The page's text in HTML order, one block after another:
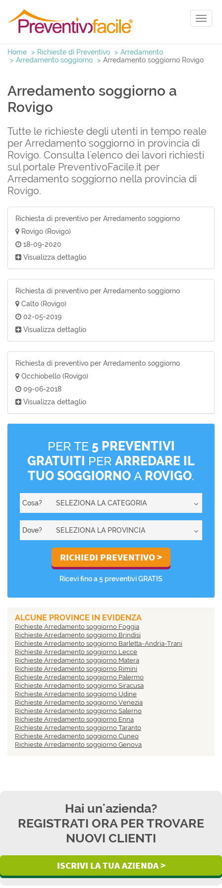
Home Richieste di Preventivo
Arredamento
Arredamento soggiorno
Arredamento soggiorno Rovigo
Arredamento soggiorno a
Rovigo
Tutte le richieste degli utenti in tempo reale
per Arredamento soggiorno in provincia di
Rovigo. Consulta l'elenco dei lavori richiesti
sul portale PreventivoFacile.it per
Arredamento soggiorno nella provincia di
Rovigo.
Richiesta di preventivo per Arredamento soggiorno
Rovigo (Rovigo)
18-09-2020
Visualizza dettaglio
Richiesta di preventivo per Arredamento soggiorno
Calto (Rovigo)
02-05-2019
Visualizza dettaglio
Richiesta di preventivo per Arredamento soggiorno
Occhiobello (Rovigo)
09-06-2018
Visualizza dettaglio
PER TE 5 PREVENTIVI
GRATUITI PER ARREDARE IL
TUO SOGGIORNO A ROVIGO.
Cosa?
Dove?
Ricevi fino a 5 preventivi GRATIS
ALCUNE PROVINCE IN EVIDENZA
Richieste Arredamento soggiorno Foggia
Richieste Arredamento soggiorno Brindisi
Richieste Arredamento soggiorno Barletta-Andria-Trani
Richieste Arredamento soggiorno Lecce
Richieste Arredamento soggiorno Matera
Richieste Arredamento soggiorno Rimini
Richieste Arredamento soggiorno Palermo
Richieste Arredamento soggiorno Siracusa
Richieste Arredamento soggiorno Udine
Richieste Arredamento soggiorno Venezia
Richieste Arredamento soggiorno Salerno
Richieste Arredamento soggiorno Enna
Richieste Arredamento soggiorno Taranto
Richieste Arredamento soggiorno Cuneo
Richieste Arredamento soggiorno Genova
Hai un'azienda?
REGISTRATI ORA PER TROVARE
NUOVI CLIENTI
ISCRIVI LA TUA AZIENDA >